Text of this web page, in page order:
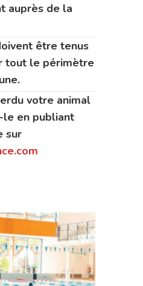
auprès de la
être tenus
tout le périmètre
votre animal
le en publiant
sur